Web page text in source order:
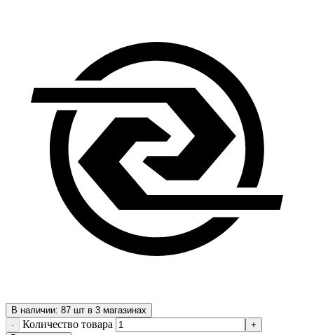
В наличии: 87 шт в 3 магазинах
-
Количество товара
+